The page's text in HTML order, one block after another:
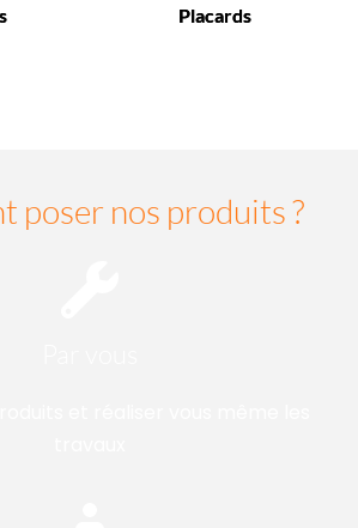
Placards
poser nos produits ?